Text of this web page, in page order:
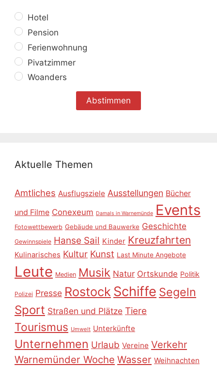
Hotel
Pension
Ferienwohnung
Pivatzimmer
Woanders
Aktuelle Themen
Amtliches Ausflugsziele Ausstellungen Bücher
und Filme Conexeum Damals in Warnemünde Events
Fotowettbewerb Gebäude und Bauwerke Geschichte
Gewinnspiele Hanse Sail Kinder Kreuzfahrten
Kulinarisches Kultur Kunst Last Minute Angebote
Leute Medien Musik Natur Ortskunde Politik
Polizei Presse Rostock Schiffe Segeln
Sport Straßen und Plätze Tiere
Tourismus Umwelt Unterkünfte
Unternehmen Urlaub Vereine Verkehr
Warnemünder Woche Wasser Weihnachten